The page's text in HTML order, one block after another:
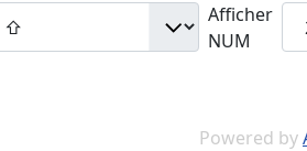
Afficher
NUM
Powered by